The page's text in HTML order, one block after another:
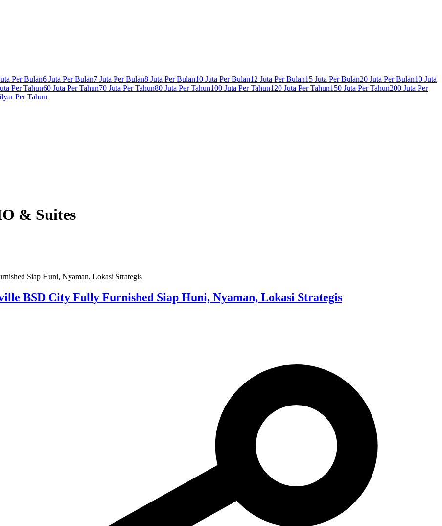
Per Bulan6 Juta Per Bulan7 Juta Per Bulan8 Juta Per Bulan10 Juta Per Bulan12 Juta Per Bulan15 Juta Per Bulan20 Juta Per Bulan10 Juta
Per Tahun60 Juta Per Tahun70 Juta Per Tahun80 Juta Per Tahun100 Juta Per Tahun120 Juta Per Tahun150 Juta Per Tahun200 Juta Per
Per Tahun
& Suites
BSD City Fully Furnished Siap Huni, Nyaman, Lokasi Strategis